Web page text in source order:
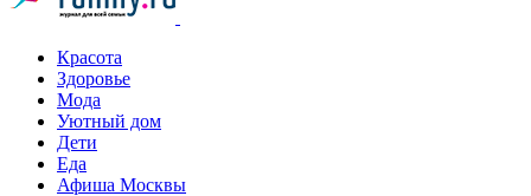
Красота
Здоровье
Мода
Уютный дом
Дети
Еда
Афиша Москвы